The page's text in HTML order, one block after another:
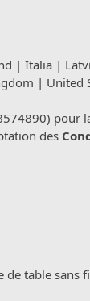
| Italia |
| United
des
table